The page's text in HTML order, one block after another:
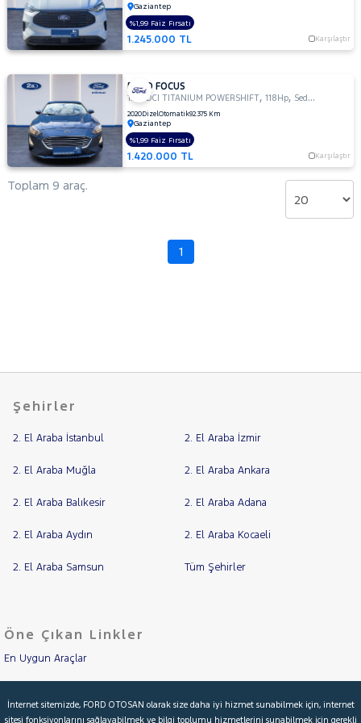
TOGG
TOYOTA
VOLKSWAGEN
VOLVO
Gaziantep
1.245.000 TL Karşılaştır
%1,99 Faiz Fırsatı
FORD FOCUS
1.5 TDCI TITANIUM POWERSHIFT,118Hp, Sedan
2020DizelOtomatik92.375 Km
Gaziantep
1.420.000 TL Karşılaştır
%1,99 Faiz Fırsatı
Toplam 9 araç.
1
Şehirler
2. El Araba İstanbul 2. El Araba İzmir
2. El Araba Muğla 2. El Araba Ankara
2. El Araba Balıkesir 2. El Araba Adana
2. El Araba Aydın 2. El Araba Kocaeli
2. El Araba Samsun Tüm Şehirler
Öne Çıkan Linkler
En Uygun Araçlar
İnternet sitemizde, FORD OTOSAN olarak size daha iyi hizmet sunabilmek için, internet
sitesi fonksiyonlarını sağlayabilmek ve bilgi toplumu hizmetlerini sunabilmek için gerekli